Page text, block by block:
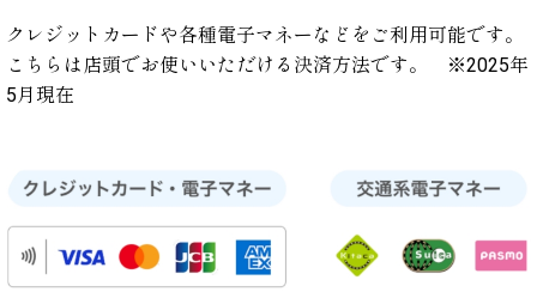
クレジットカードや各種電子マネーなどをご利用可能です。
こちらは店頭でお使いいただける決済方法です。 ※2025年
5月現在